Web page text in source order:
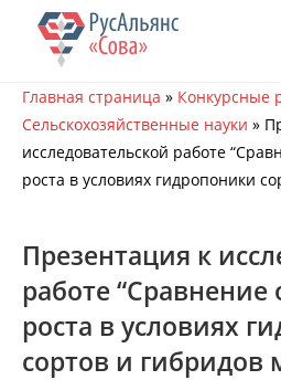
Перейти
содержимому
Главная страница » Конкурсные
Сельскохозяйственные науки »
исследовательской работе
роста в условиях гидропоники
Презентация к
работе “Сравнение
роста в условиях
сортов и гибридов